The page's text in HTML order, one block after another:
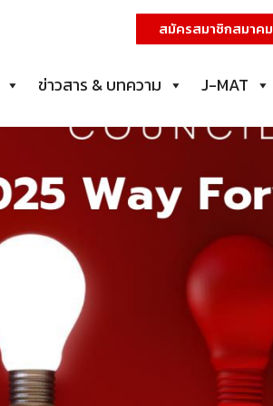
สมัครสมาชิกสมาคม
ข่าวสาร & บทความ J-MAT